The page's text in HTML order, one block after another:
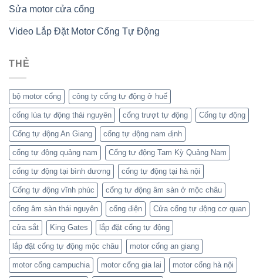
Sửa motor cửa cổng
Video Lắp Đặt Motor Cổng Tự Động
THẺ
bộ motor cổng công ty cổng tự động ở huế
cổng lùa tự động thái nguyên cổng trượt tự động Cổng tự động
Cổng tự động An Giang cổng tự động nam định
cổng tự động quảng nam Cổng tự động Tam Kỳ Quảng Nam
cổng tự động tại bình dương cổng tự động tại hà nội
Cổng tự động vĩnh phúc cổng tự động âm sàn ở mộc châu
cổng âm sàn thái nguyên cổng điện Cửa cổng tự động cơ quan
cửa sắt King Gates lắp đặt cổng tự động
lắp đặt cổng tự động mộc châu motor cổng an giang
motor cổng campuchia motor cổng gia lai motor cổng hà nội